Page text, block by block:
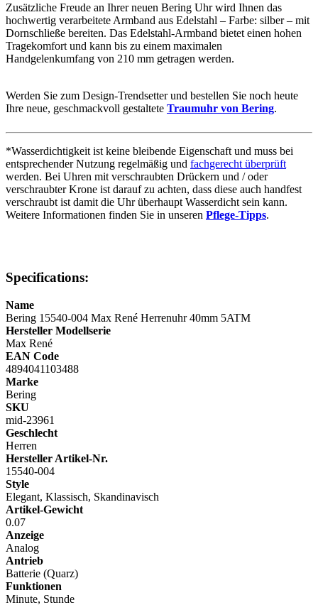
Zusätzliche Freude an Ihrer neuen Bering Uhr wird Ihnen das
hochwertig verarbeitete Armband aus Edelstahl – Farbe: silber– mit
Dornschließe bereiten. Das Edelstahl-Armband bietet einen hohen
Tragekomfort und kann bis zu einem maximalen
Handgelenkumfang von 210 mm getragen werden.
Werden Sie zum Design-Trendsetter und bestellen Sie noch heute
Ihre neue, geschmackvoll gestaltete Traumuhr von Bering.
*Wasserdichtigkeit ist keine bleibende Eigenschaft und muss bei
entsprechender Nutzung regelmäßig und fachgerecht überprüft
werden. Bei Uhren mit verschraubten Drückern und / oder
verschraubter Krone ist darauf zu achten, dass diese auch handfest
verschraubt ist damit die Uhr überhaupt Wasserdicht sein kann.
Weitere Informationen finden Sie in unseren Pflege-Tipps.
Specifications:
Name
Bering 15540-004 Max René Herrenuhr 40mm 5ATM
Hersteller Modellserie
Max René
EAN Code
4894041103488
Marke
Bering
SKU
mid-23961
Geschlecht
Herren
Hersteller Artikel-Nr.
15540-004
Style
Elegant, Klassisch, Skandinavisch
Artikel-Gewicht
0.07
Anzeige
Analog
Antrieb
Batterie (Quarz)
Funktionen
Minute, Stunde